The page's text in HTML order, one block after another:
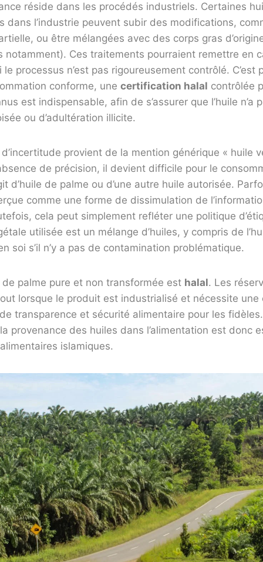
réside dans les procédés industriels. Certaines
dans l’industrie peuvent subir des modifications,
ou être mélangées avec des corps gras
notamment). Ces traitements pourraient remettre en
processus n’est pas rigoureusement contrôlé. C’est
conforme, une certification halal contrôlée
est indispensable, afin de s’assurer que l’huile n’a
ou d’adultération illicite.
provient de la mention générique « huile
de précision, il devient difficile pour le
d’huile de palme ou d’une autre huile autorisée.
comme une forme de dissimulation de
cela peut simplement refléter une politique
utilisée est un mélange d’huiles, y compris de
soi s’il n’y a pas de contamination problématique.
de palme pure et non transformée est halal. Les
lorsque le produit est industrialisé et nécessite
transparence et sécurité alimentaire pour les
provenance des huiles dans l’alimentation est donc
islamiques.